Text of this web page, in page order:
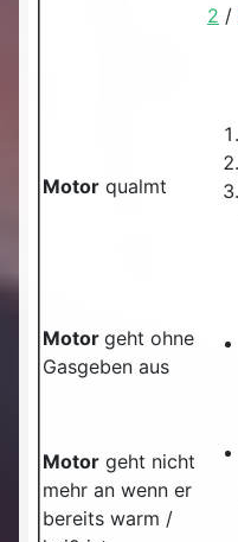
2 /
Motor qualmt
Motor geht ohne
Gasgeben aus
Motor geht nicht
mehr an wenn er
bereits warm /